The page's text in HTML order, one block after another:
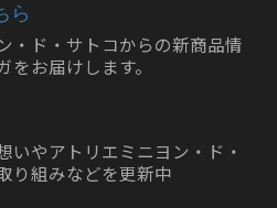
ら
・ド・サトコからの新商品情
をお届けします。
いやアトリエミニヨン・ド・
り組みなどを更新中